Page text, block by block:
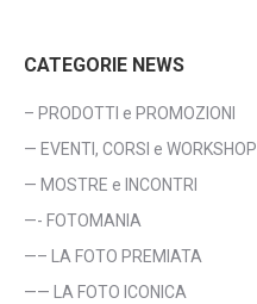
CATEGORIE NEWS
– PRODOTTI e PROMOZIONI
— EVENTI, CORSI e WORKSHOP
— MOSTRE e INCONTRI
—- FOTOMANIA
—– LA FOTO PREMIATA
—— LA FOTO ICONICA